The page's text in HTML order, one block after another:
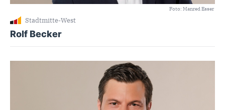
Foto: Manred Esser
Stadtmitte-West
Rolf Becker